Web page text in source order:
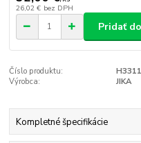
26,02 € bez DPH
Pridať
Číslo produktu:
Výrobca:
JIKA
Kompletné špecifikácie